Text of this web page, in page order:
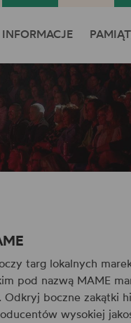
INFORMACJE
targ lokalnych
pod nazwą MAME
Odkryj boczne zakątki
wysokiej